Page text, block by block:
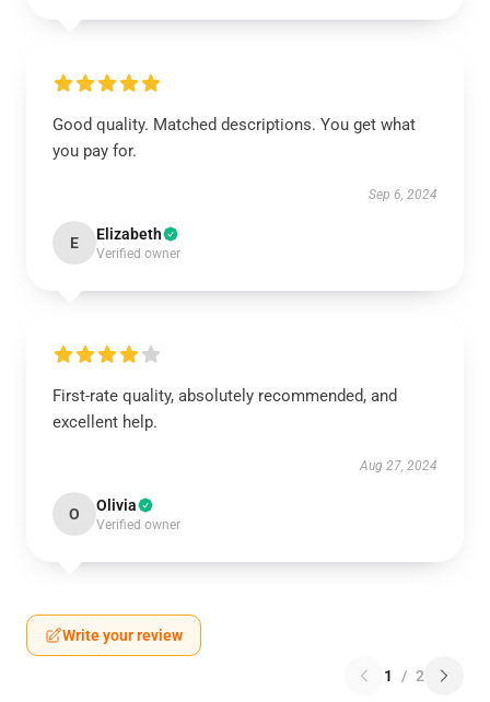
Good quality. Matched descriptions. You get what
you pay for.
Sep 6, 2024
E Elizabeth
Verified owner
First-rate quality, absolutely recommended, and
excellent help.
Aug 27, 2024
O Olivia
Verified owner
Write your review
1 / 2